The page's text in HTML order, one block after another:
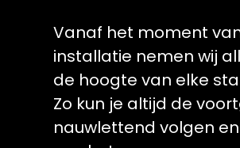
Vanaf het moment
installatie nemen wij
de hoogte van elke
Zo kun je altijd de
nauwlettend volgen